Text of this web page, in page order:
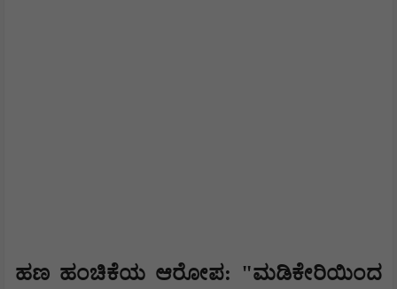
ಹಣ ಹಂಚಿಕೆಯ ಆರೋಪ: "ಮಡಿಕೇರಿಯಿಂದ